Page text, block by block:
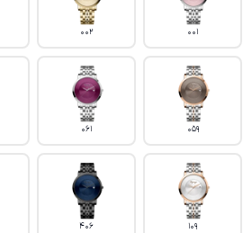
001
002
059
061
109
406